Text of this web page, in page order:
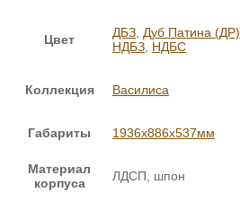
Цвет ДБЗ, Дуб Патина (ДР)
НДБЗ, НДБС
Коллекция Василиса
Габариты 1936х886х537мм
Материал
корпуса
ЛДСП, шпон